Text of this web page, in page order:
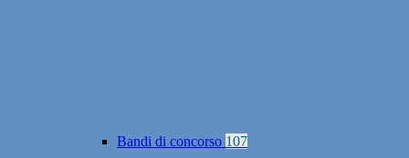
Bandi di concorso 107